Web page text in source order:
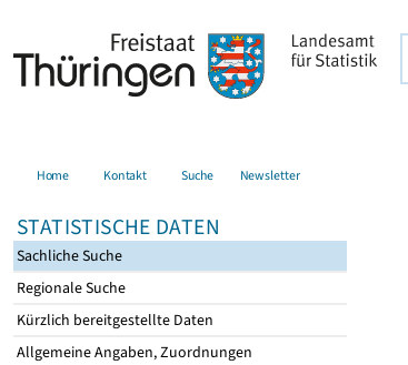
Home Kontakt Suche Newsletter
STATISTISCHE DATEN
Sachliche Suche
Regionale Suche
Kürzlich bereitgestellte Daten
Allgemeine Angaben, Zuordnungen